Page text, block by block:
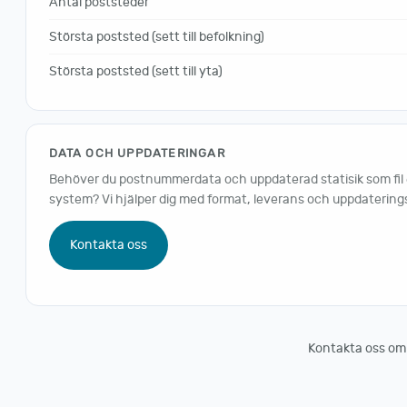
Största poststed (sett till befolkning)
Största poststed (sett till yta)
DATA OCH UPPDATERINGAR
Behöver du postnummerdata och uppdaterad statisik som
system? Vi hjälper dig med format, leverans och
Kontakta oss
Kontakta oss